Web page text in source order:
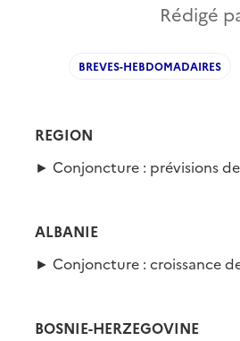
Rédigé
BREVES-HEBDOMADAIRES
REGION
► Conjoncture : prévisions
ALBANIE
► Conjoncture : croissance
BOSNIE-HERZEGOVINE